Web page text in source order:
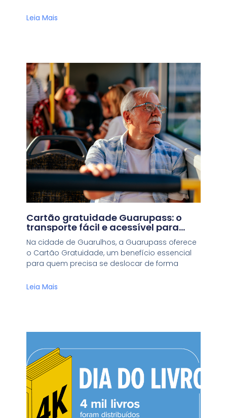
Leia Mais
Cartão gratuidade Guarupass: o
transporte fácil e acessível para
quem precisa
Na cidade de Guarulhos, a Guarupass oferece
o Cartão Gratuidade, um benefício essencial
para quem precisa se deslocar de forma
Leia Mais